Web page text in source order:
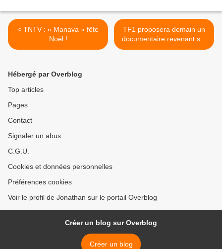
< TNTV : « Manava » fête
Noël !
TF1 proposera demain un
documentaire revenant sur
le parcours de l’équipe de
Hébergé par Overblog
Top articles
Pages
Contact
Signaler un abus
C.G.U.
Cookies et données personnelles
Préférences cookies
Voir le profil de Jonathan sur le portail Overblog
Créer un blog sur Overblog
Créer un blog